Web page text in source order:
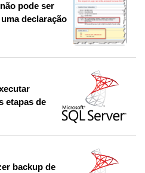
pode ser
declaração
etapas de
backup de